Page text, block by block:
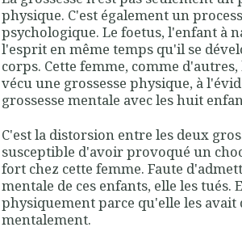
physique. C'est également un
psychologique. Le foetus, l'enfant à
l'esprit en même temps qu'il se
corps. Cette femme, comme d'autres,
vécu une grossesse physique, à
grossesse mentale avec les huit
C'est la distorsion entre les deux
susceptible d'avoir provoqué un
fort chez cette femme. Faute
mentale de ces enfants, elle les tués.
physiquement parce qu'elle les avait
mentalement.